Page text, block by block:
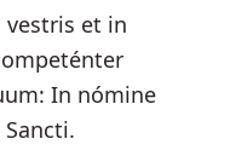
vestris et in
In nómine